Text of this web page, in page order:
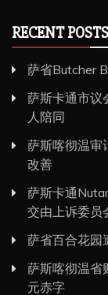
RECENT POSTS
萨省Butcher
萨斯卡通市议
人陪同
萨斯喀彻温审
改善
萨斯卡通
交由上诉委员
萨省百合花
萨斯喀彻温省
元赤字